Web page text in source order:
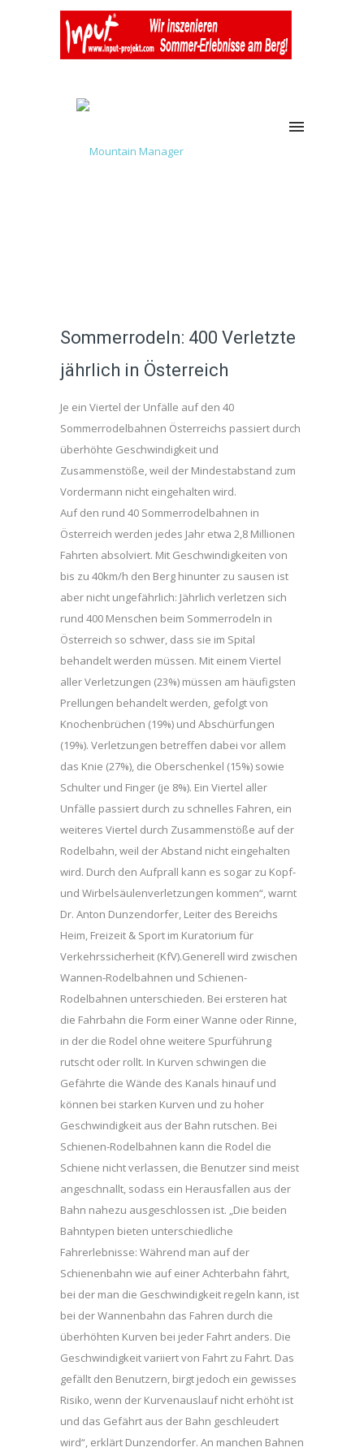
Sommerrodeln: 400 Verletzte
jährlich in Österreich
Je ein Viertel der Unfälle auf den 40
Sommerrodelbahnen Österreichs passiert durch
überhöhte Geschwindigkeit und
Zusammenstöße, weil der Mindestabstand zum
Vordermann nicht eingehalten wird.
Auf den rund 40 Sommerrodelbahnen in
Österreich werden jedes Jahr etwa 2,8 Millionen
Fahrten absolviert. Mit Geschwindigkeiten von
bis zu 40km/h den Berg hinunter zu sausen ist
aber nicht ungefährlich: Jährlich verletzen sich
rund 400 Menschen beim Sommerrodeln in
Österreich so schwer, dass sie im Spital
behandelt werden müssen. Mit einem Viertel
aller Verletzungen (23%) müssen am häufigsten
Prellungen behandelt werden, gefolgt von
Knochenbrüchen (19%) und Abschürfungen
(19%). Verletzungen betreffen dabei vor allem
das Knie (27%), die Oberschenkel (15%) sowie
Schulter und Finger (je 8%). Ein Viertel aller
Unfälle passiert durch zu schnelles Fahren, ein
weiteres Viertel durch Zusammenstöße auf der
Rodelbahn, weil der Abstand nicht eingehalten
wird. Durch den Aufprall kann es sogar zu Kopf-
und Wirbelsäulenverletzungen kommen“, warnt
Dr. Anton Dunzendorfer, Leiter des Bereichs
Heim, Freizeit & Sport im Kuratorium für
Verkehrssicherheit (KfV).Generell wird zwischen
Wannen-Rodelbahnen und Schienen-
Rodelbahnen unterschieden. Bei ersteren hat
die Fahrbahn die Form einer Wanne oder Rinne,
in der die Rodel ohne weitere Spurführung
rutscht oder rollt. In Kurven schwingen die
Gefährte die Wände des Kanals hinauf und
können bei starken Kurven und zu hoher
Geschwindigkeit aus der Bahn rutschen. Bei
Schienen-Rodelbahnen kann die Rodel die
Schiene nicht verlassen, die Benutzer sind meist
angeschnallt, sodass ein Herausfallen aus der
Bahn nahezu ausgeschlossen ist. „Die beiden
Bahntypen bieten unterschiedliche
Fahrerlebnisse: Während man auf der
Schienenbahn wie auf einer Achterbahn fährt,
bei der man die Geschwindigkeit regeln kann, ist
bei der Wannenbahn das Fahren durch die
überhöhten Kurven bei jeder Fahrt anders. Die
Geschwindigkeit variiert von Fahrt zu Fahrt. Das
gefällt den Benutzern, birgt jedoch ein gewisses
Risiko, wenn der Kurvenauslauf nicht erhöht ist
und das Gefährt aus der Bahn geschleudert
wird“, erklärt Dunzendorfer. An manchen Bahnen